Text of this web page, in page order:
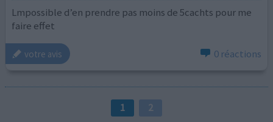
Lmpossible d’en prendre pas moins de 5cachts pour me
faire effet
votre avis 0 réactions
1 2